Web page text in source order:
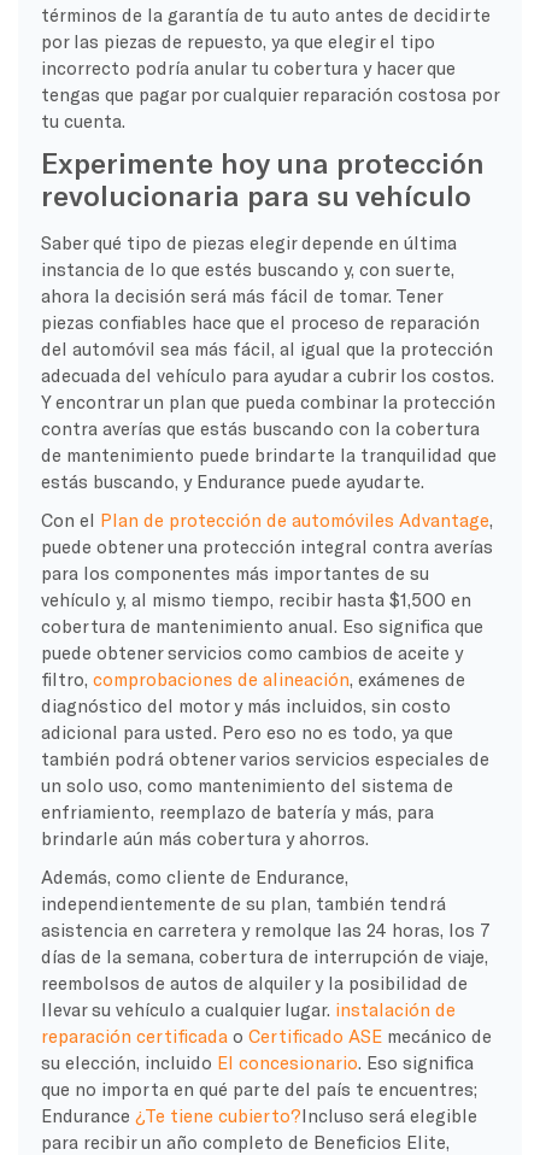
términos de la garantía de tu auto antes de decidirte
por las piezas de repuesto, ya que elegir el tipo
incorrecto podría anular tu cobertura y hacer que
tengas que pagar por cualquier reparación costosa por
tu cuenta.
Experimente hoy una protección
revolucionaria para su vehículo
Saber qué tipo de piezas elegir depende en última
instancia de lo que estés buscando y, con suerte,
ahora la decisión será más fácil de tomar. Tener
piezas confiables hace que el proceso de reparación
del automóvil sea más fácil, al igual que la protección
adecuada del vehículo para ayudar a cubrir los costos.
Y encontrar un plan que pueda combinar la protección
contra averías que estás buscando con la cobertura
de mantenimiento puede brindarte la tranquilidad que
estás buscando, y Endurance puede ayudarte.
Con el Plan de protección de automóviles Advantage
puede obtener una protección integral contra averías
para los componentes más importantes de su
vehículo y, al mismo tiempo, recibir hasta $1,500 en
cobertura de mantenimiento anual. Eso significa que
puede obtener servicios como cambios de aceite y
filtro, comprobaciones de alineación , exámenes de
diagnóstico del motor y más incluidos, sin costo
adicional para usted. Pero eso no es todo, ya que
también podrá obtener varios servicios especiales de
un solo uso, como mantenimiento del sistema de
enfriamiento, reemplazo de batería y más, para
brindarle aún más cobertura y ahorros.
Además, como cliente de Endurance,
independientemente de su plan, también tendrá
asistencia en carretera y remolque las 24 horas, los 7
días de la semana, cobertura de interrupción de viaje,
reembolsos de autos de alquiler y la posibilidad de
llevar su vehículo a cualquier lugar. instalación de
reparación certificada o Certificado ASEmecánico de
su elección, incluido El concesionario . Eso significa
que no importa en qué parte del país te encuentres;
Endurance ¿Te tiene cubierto?Incluso será elegible
para recibir un año completo de Beneficios Elite,